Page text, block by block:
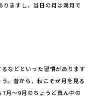
りますし、当日の月は満月で
るなどといった習慣があります
。昔から、秋こそが月を見る
月〜9月のちょうど真ん中の